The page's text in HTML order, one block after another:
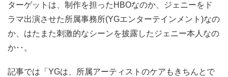
ターゲットは、制作を担ったHBOなのか、ジェニーをド
ラマ出演させた所属事務所(YGエンターテインメント)なの
か、はたまた刺激的なシーンを披露したジェニー本人なの
か‥。
記事では「YGは、所属アーティストのケアもきちんとで